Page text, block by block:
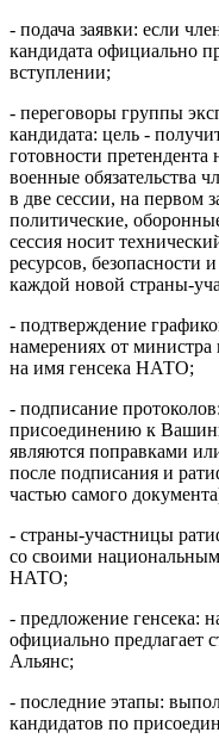
- подача заявки: если
кандидата официально
вступлении;
- переговоры группы
кандидата: цель -
готовности
военные обязательства
в две сессии, на первом
политические,
сессия носит
ресурсов, безопасности
каждой новой страны-
- подтверждение
намерениях от министра
на имя генсека НАТО;
- подписание
присоединению к
являются поправками
после подписания и
частью самого
- страны-участницы
со своими
НАТО;
- предложение генсека:
официально предлагает
Альянс;
- последние этапы:
кандидатов по